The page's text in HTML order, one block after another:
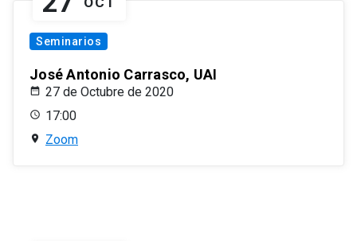
Seminarios
José Antonio Carrasco, UAI
27 de Octubre de 2020
17:00
Zoom